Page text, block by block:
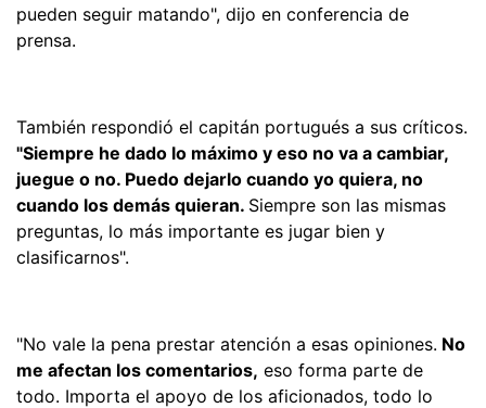
pueden seguir matando", dijo en conferencia de
prensa.
También respondió el capitán portugués a sus críticos.
"Siempre he dado lo máximo y eso no va a cambiar,
juegue o no. Puedo dejarlo cuando yo quiera, no
cuando los demás quieran. Siempre son las mismas
preguntas, lo más importante es jugar bien y
clasificarnos".
"No vale la pena prestar atención a esas opiniones. No
me afectan los comentarios, eso forma parte de
todo. Importa el apoyo de los aficionados, todo lo